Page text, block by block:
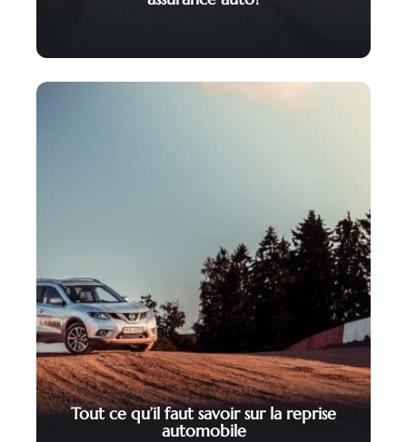
Tout ce qu’il faut savoir sur la reprise
automobile